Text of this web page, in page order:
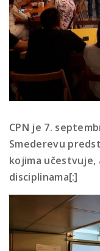
CPN je 7.
Smederevu
kojima učestvuje,
disciplinama[:]